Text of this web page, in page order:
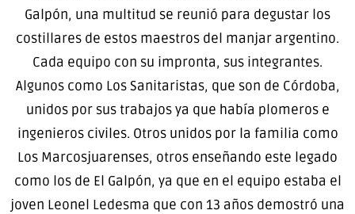
Galpón, una multitud se reunió para degustar los
costillares de estos maestros del manjar argentino.
Cada equipo con su impronta, sus integrantes.
Algunos como Los Sanitaristas, que son de Córdoba,
unidos por sus trabajos ya que había plomeros e
ingenieros civiles. Otros unidos por la familia como
Los Marcosjuarenses, otros enseñando este legado
como los de El Galpón, ya que en el equipo estaba el
joven Leonel Ledesma que con 13 años demostró una